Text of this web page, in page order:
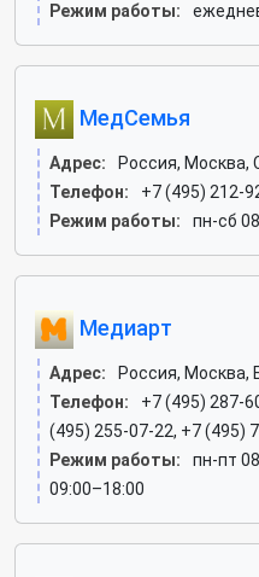
Режим работы:
МедСемья
Адрес:
Россия, Москва,
Телефон:
+7 (495) 212-
Режим работы:
пн-сб
Медиарт
Адрес:
Россия, Москва,
Телефон:
+7 (495) 287-
(495) 255-07-22, +7 (495)
Режим работы:
пн-пт
09:00–18:00